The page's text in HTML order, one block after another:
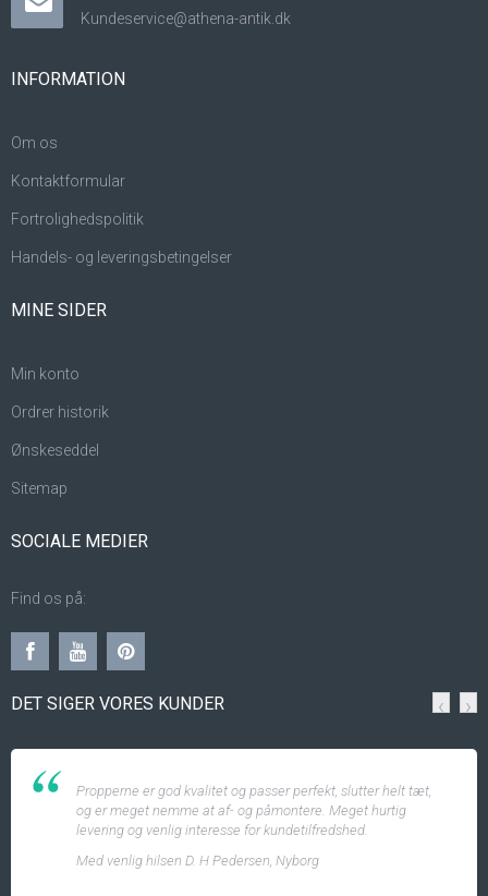
Kundeservice@athena-antik.dk
INFORMATION
Om os
Kontaktformular
Fortrolighedspolitik
Handels- og leveringsbetingelser
MINE SIDER
Min konto
Ordrer historik
Ønskeseddel
Sitemap
SOCIALE MEDIER
Find os på:
DET SIGER VORES KUNDER
Propperne er god kvalitet og passer perfekt, slutter helt tæt,
og er meget nemme at af- og påmontere. Meget hurtig
levering og venlig interesse for kundetilfredshed.
Med venlig hilsen D. H Pedersen, Nyborg
‹ ›